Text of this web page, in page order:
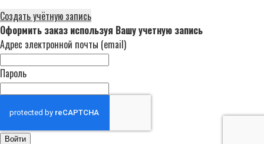
Создать учётную запись
Оформить заказ используя Вашу учетную запись
Адрес электронной почты (email)
Пароль
Войти